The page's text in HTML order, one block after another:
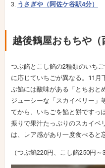
うさぎや（阿佐ケ谷駅4分）
越後鶴屋おもちや（
つぶ餡とこし餡の2種類のいち
に応じていちごが異なる。11月
ぶ餡には酸味がある「とちおと
ジューシーな「スカイベリー」
てから、いちごを餡と餅ですっ
振りで果汁たっぷりのスカイベ
は、レア感があり一度食べると
（つぶ餡220円、こし餡250円